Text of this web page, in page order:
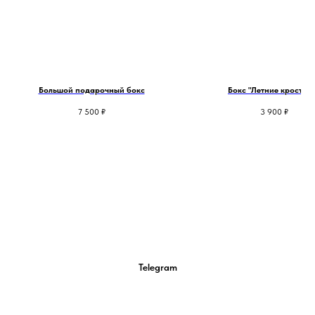
Большой подарочный бокс
7 500 ₽
Бокс "Летние
3 900 ₽
Telegram